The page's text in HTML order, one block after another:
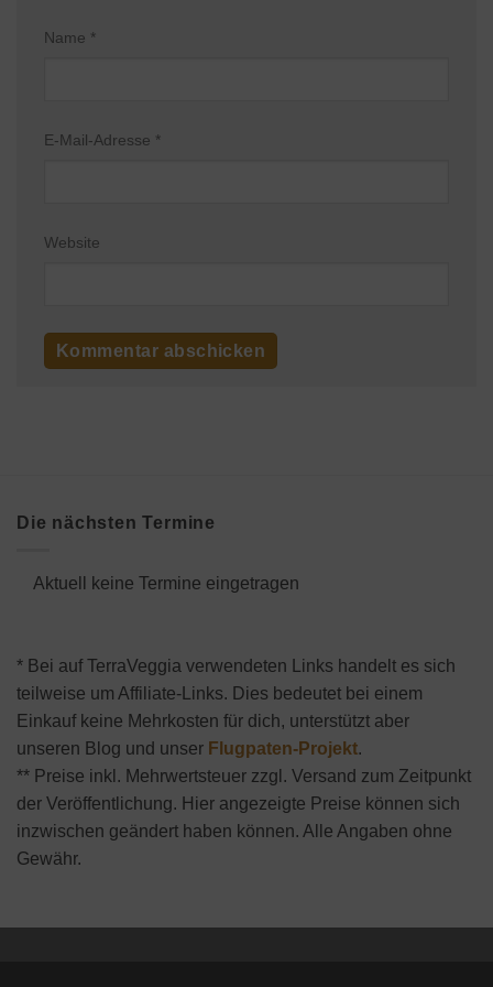
Name *
E-Mail-Adresse *
Website
Die nächsten Termine
Aktuell keine Termine eingetragen
* Bei auf TerraVeggia verwendeten Links handelt es sich
teilweise um Affiliate-Links. Dies bedeutet bei einem
Einkauf keine Mehrkosten für dich, unterstützt aber
unseren Blog und unser Flugpaten-Projekt.
** Preise inkl. Mehrwertsteuer zzgl. Versand zum Zeitpunkt
der Veröffentlichung. Hier angezeigte Preise können sich
inzwischen geändert haben können. Alle Angaben ohne
Gewähr.